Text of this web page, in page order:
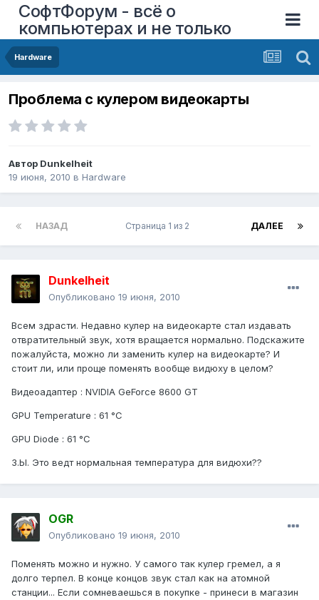
СофтФорум - всё о
компьютерах и не только
Hardware
Проблема с кулером видеокарты
Автор Dunkelheit
19 июня, 2010 в Hardware
НАЗАД ДАЛЕЕ
Страница 1 из 2
Dunkelheit
Опубликовано 19 июня, 2010
Всем здрасти. Недавно кулер на видеокарте стал издавать
отвратительный звук, хотя вращается нормально. Подскажите
пожалуйста, можно ли заменить кулер на видеокарте? И
стоит ли, или проще поменять вообще видюху в целом?
Видеоадаптер : NVIDIA GeForce 8600 GT
GPU Temperature : 61 °C
GPU Diode : 61 °C
З.Ы. Это ведт нормальная температура для видюхи??
OGR
Опубликовано 19 июня, 2010
Поменять можно и нужно. У самого так кулер гремел, а я
долго терпел. В конце концов звук стал как на атомной
станции... Если сомневаешься в покупке - принеси в магазин